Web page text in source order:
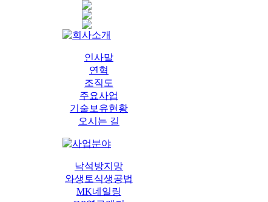
인사말
연혁
조직도
주요사업
기술보유현황
오시는 길
낙석방지망
와생토식생공법
MK네일링